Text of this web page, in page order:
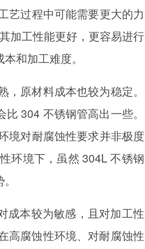
艺过程中可能需要更大的力
加工性能更好，更容易进行
和加工难度。
原材料成本也较为稳定。
304 不锈钢管高出一些。
境对耐腐蚀性要求并非极度
环境下，虽然 304L 不锈钢
成本较为敏感，且对加工性
高腐蚀性环境、对耐腐蚀性